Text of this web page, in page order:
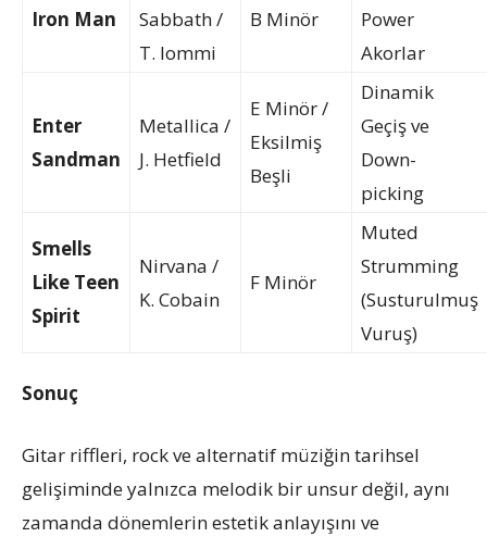
Iron Man
Sabbath /
T. Iommi
B Minör
Power
Akorlar
Enter
Sandman
Metallica /
J. Hetfield
E Minör /
Eksilmiş
Beşli
Dinamik
Geçiş ve
Down-
picking
Smells
Like Teen
Spirit
Nirvana /
K. Cobain
F Minör
Muted
Strumming
(Susturulmuş
Vuruş)
Sonuç
Gitar riffleri, rock ve alternatif müziğin tarihsel
gelişiminde yalnızca melodik bir unsur değil, aynı
zamanda dönemlerin estetik anlayışını ve